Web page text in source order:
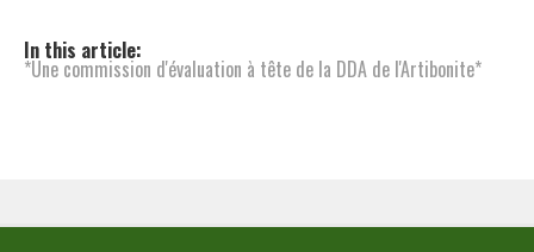
In this article:
*Une commission d'évaluation à tête de la DDA de l'Artibonite*